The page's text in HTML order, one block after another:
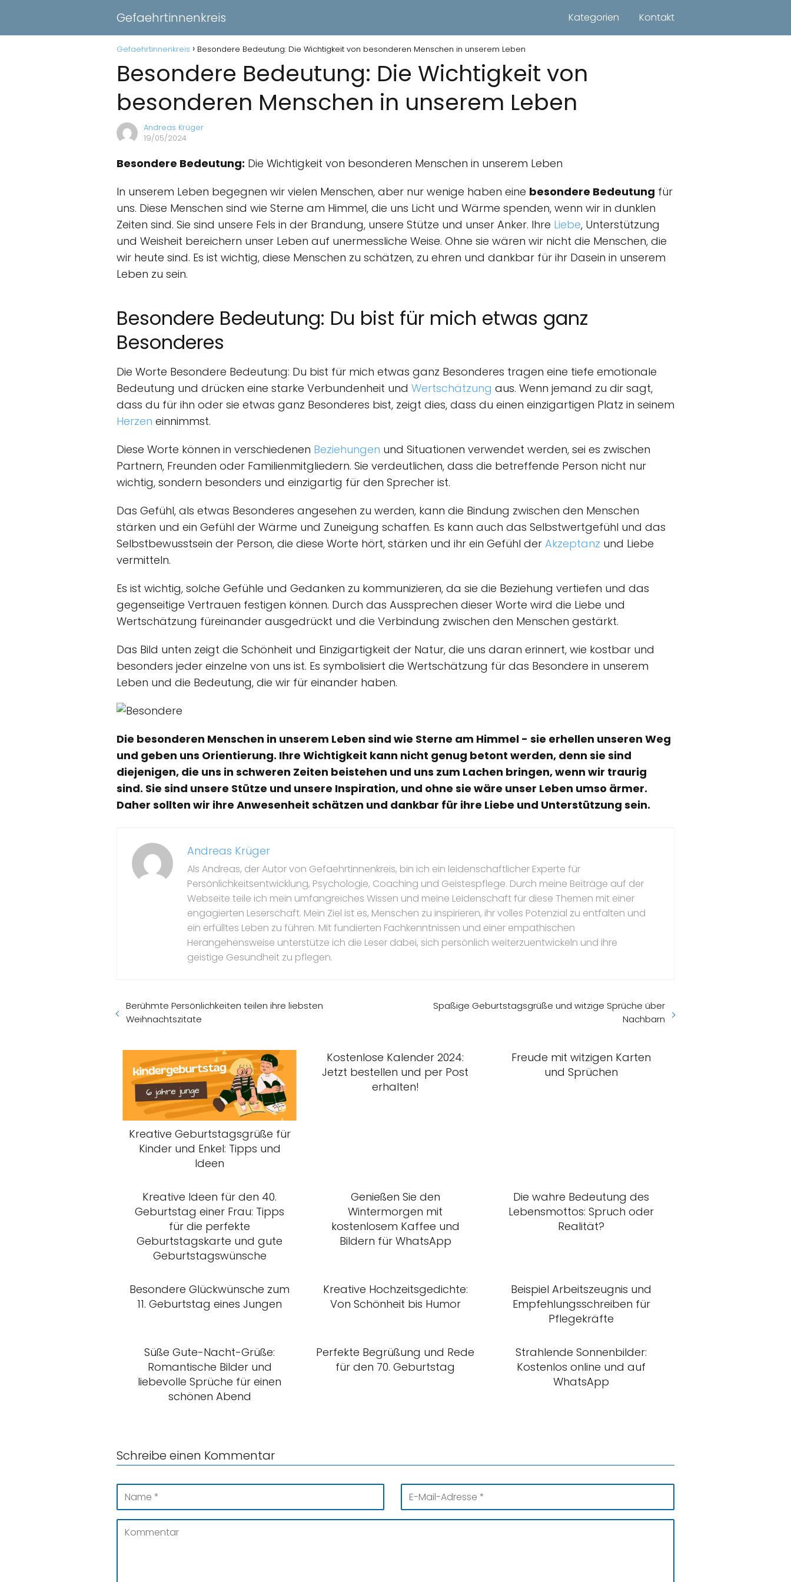
Gefaehrtinnenkreis Kategorien Kontakt
Gefaehrtinnenkreis Besondere Bedeutung: Die Wichtigkeit von besonderen Menschen in unserem Leben
Besondere Bedeutung: Die Wichtigkeit von
besonderen Menschen in unserem Leben
Andreas Krüger
19/05/2024
Besondere Bedeutung: Die Wichtigkeit von besonderen Menschen in unserem Leben
In unserem Leben begegnen wir vielen Menschen, aber nur wenige haben eine besondere Bedeutung für
uns. Diese Menschen sind wie Sterne am Himmel, die uns Licht und Wärme spenden, wenn wir in dunklen
Zeiten sind. Sie sind unsere Fels in der Brandung, unsere Stütze und unser Anker. Ihre Liebe, Unterstützung
und Weisheit bereichern unser Leben auf unermessliche Weise. Ohne sie wären wir nicht die Menschen, die
wir heute sind. Es ist wichtig, diese Menschen zu schätzen, zu ehren und dankbar für ihr Dasein in unserem
Leben zu sein.
Besondere Bedeutung: Du bist für mich etwas ganz
Besonderes
Die Worte Besondere Bedeutung: Du bist für mich etwas ganz Besonderes tragen eine tiefe emotionale
Bedeutung und drücken eine starke Verbundenheit und Wertschätzung aus. Wenn jemand zu dir sagt,
dass du für ihn oder sie etwas ganz Besonderes bist, zeigt dies, dass du einen einzigartigen Platz in seinem
Herzen einnimmst.
Diese Worte können in verschiedenen Beziehungen und Situationen verwendet werden, sei es zwischen
Partnern, Freunden oder Familienmitgliedern. Sie verdeutlichen, dass die betreffende Person nicht nur
wichtig, sondern besonders und einzigartig für den Sprecher ist.
Das Gefühl, als etwas Besonderes angesehen zu werden, kann die Bindung zwischen den Menschen
stärken und ein Gefühl der Wärme und Zuneigung schaffen. Es kann auch das Selbstwertgefühl und das
Selbstbewusstsein der Person, die diese Worte hört, stärken und ihr ein Gefühl der Akzeptanz und Liebe
vermitteln.
Es ist wichtig, solche Gefühle und Gedanken zu kommunizieren, da sie die Beziehung vertiefen und das
gegenseitige Vertrauen festigen können. Durch das Aussprechen dieser Worte wird die Liebe und
Wertschätzung füreinander ausgedrückt und die Verbindung zwischen den Menschen gestärkt.
Das Bild unten zeigt die Schönheit und Einzigartigkeit der Natur, die uns daran erinnert, wie kostbar und
besonders jeder einzelne von uns ist. Es symbolisiert die Wertschätzung für das Besondere in unserem
Leben und die Bedeutung, die wir für einander haben.
Die besonderen Menschen in unserem Leben sind wie Sterne am Himmel - sie erhellen unseren Weg
und geben uns Orientierung. Ihre Wichtigkeit kann nicht genug betont werden, denn sie sind
diejenigen, die uns in schweren Zeiten beistehen und uns zum Lachen bringen, wenn wir traurig
sind. Sie sind unsere Stütze und unsere Inspiration, und ohne sie wäre unser Leben umso ärmer.
Daher sollten wir ihre Anwesenheit schätzen und dankbar für ihre Liebe und Unterstützung sein.
Andreas Krüger
Als Andreas, der Autor von Gefaehrtinnenkreis, bin ich ein leidenschaftlicher Experte für
Persönlichkeitsentwicklung, Psychologie, Coaching und Geistespflege. Durch meine Beiträge auf der
Webseite teile ich mein umfangreiches Wissen und meine Leidenschaft für diese Themen mit einer
engagierten Leserschaft. Mein Ziel ist es, Menschen zu inspirieren, ihr volles Potenzial zu entfalten und
ein erfülltes Leben zu führen. Mit fundierten Fachkenntnissen und einer empathischen
Herangehensweise unterstütze ich die Leser dabei, sich persönlich weiterzuentwickeln und ihre
geistige Gesundheit zu pflegen.
Berühmte Persönlichkeiten teilen ihre liebsten
Weihnachtszitate
Spaßige Geburtstagsgrüße und witzige Sprüche über
Nachbarn
Kreative Geburtstagsgrüße für
Kinder und Enkel: Tipps und
Ideen
Kostenlose Kalender 2024:
Jetzt bestellen und per Post
erhalten!
Freude mit witzigen Karten
und Sprüchen
Kreative Ideen für den 40.
Geburtstag einer Frau: Tipps
für die perfekte
Geburtstagskarte und gute
Geburtstagswünsche
Genießen Sie den
Wintermorgen mit
kostenlosem Kaffee und
Bildern für WhatsApp
Die wahre Bedeutung des
Lebensmottos: Spruch oder
Realität?
Besondere Glückwünsche zum
11. Geburtstag eines Jungen
Kreative Hochzeitsgedichte:
Von Schönheit bis Humor
Beispiel Arbeitszeugnis und
Empfehlungsschreiben für
Pflegekräfte
Süße Gute-Nacht-Grüße:
Romantische Bilder und
liebevolle Sprüche für einen
schönen Abend
Perfekte Begrüßung und Rede
für den 70. Geburtstag
Strahlende Sonnenbilder:
Kostenlos online und auf
WhatsApp
Schreibe einen Kommentar